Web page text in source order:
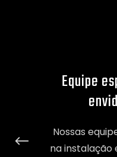
Equipe
Nossas
na instalação